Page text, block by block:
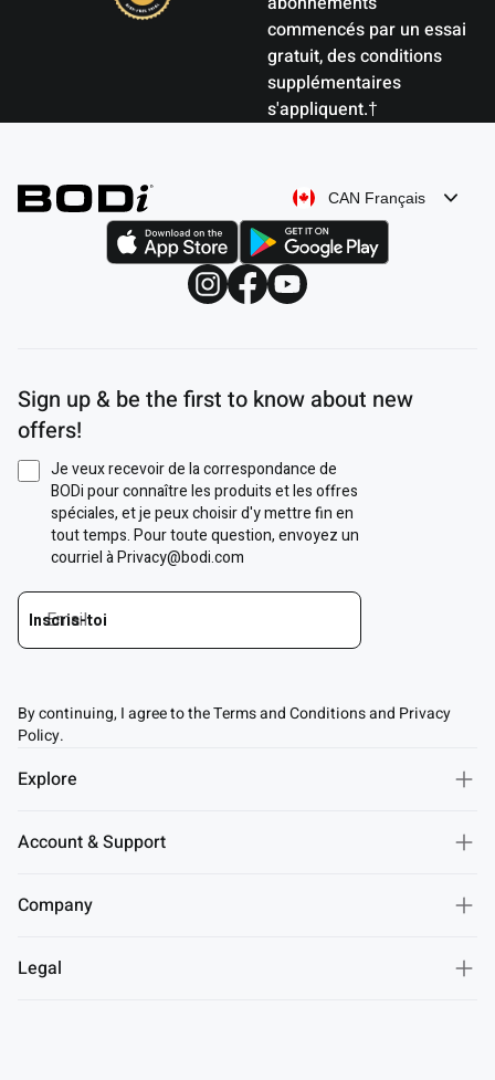
commencés par un essai
gratuit, des conditions
supplémentaires
s'appliquent.†
CAN Français
Explore
Account & Support
Company
Legal
Sign up & be the first to know about new
offers!
By continuing, I agree to the Terms and Conditions and Privacy
Policy.